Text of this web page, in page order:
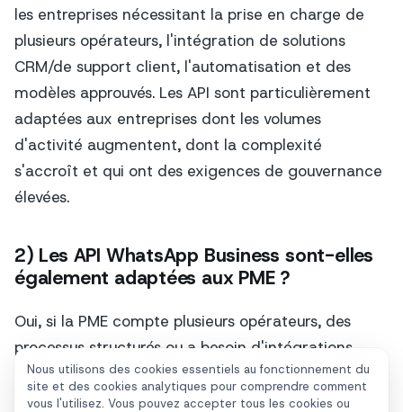
Nous utilisons des cookies essentiels au fonctionnement du
site et des cookies analytiques pour comprendre comment
vous l'utilisez. Vous pouvez accepter tous les cookies ou
les entreprises nécessitant la prise en charge de
plusieurs opérateurs, l'intégration de solutions
CRM/de support client, l'automatisation et des
modèles approuvés. Les API sont particulièrement
adaptées aux entreprises dont les volumes
d'activité augmentent, dont la complexité
s'accroît et qui ont des exigences de gouvernance
élevées.
2) Les API WhatsApp Business sont-elles
également adaptées aux PME ?
Oui, si la PME compte plusieurs opérateurs, des
processus structurés ou a besoin d'intégrations.
Même avec des volumes moyens, les API
contribuent à réduire les temps de réponse et à